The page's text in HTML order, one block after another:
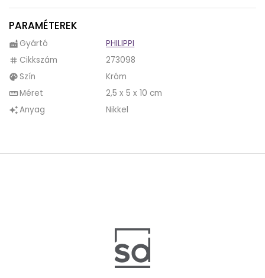
A repülő orrába rejtett LED-nek köszönhetően a
FLYING WILLY kulcstartó még a legnagyobb
sötétségben is a zárba juttatja kulcsunkat. És még
pilóta engedély sem kell hozzá.
A fényesre csiszolt FLYING WILLY kulcstartót még egy
nagyobb táskában is könnyen kézbe kaparintjuk
majd, illetve majd tenyerünkbe és kényelmesen
belesimul az aranyos repülőcske.
PARAMÉTEREK
factory Gyártó PHILIPPI
tag Cikkszám 273098
palette Szín Króm
straightenMéret 2,5 x 5 x 10 cm
auto_awesomeAnyag Nikkel